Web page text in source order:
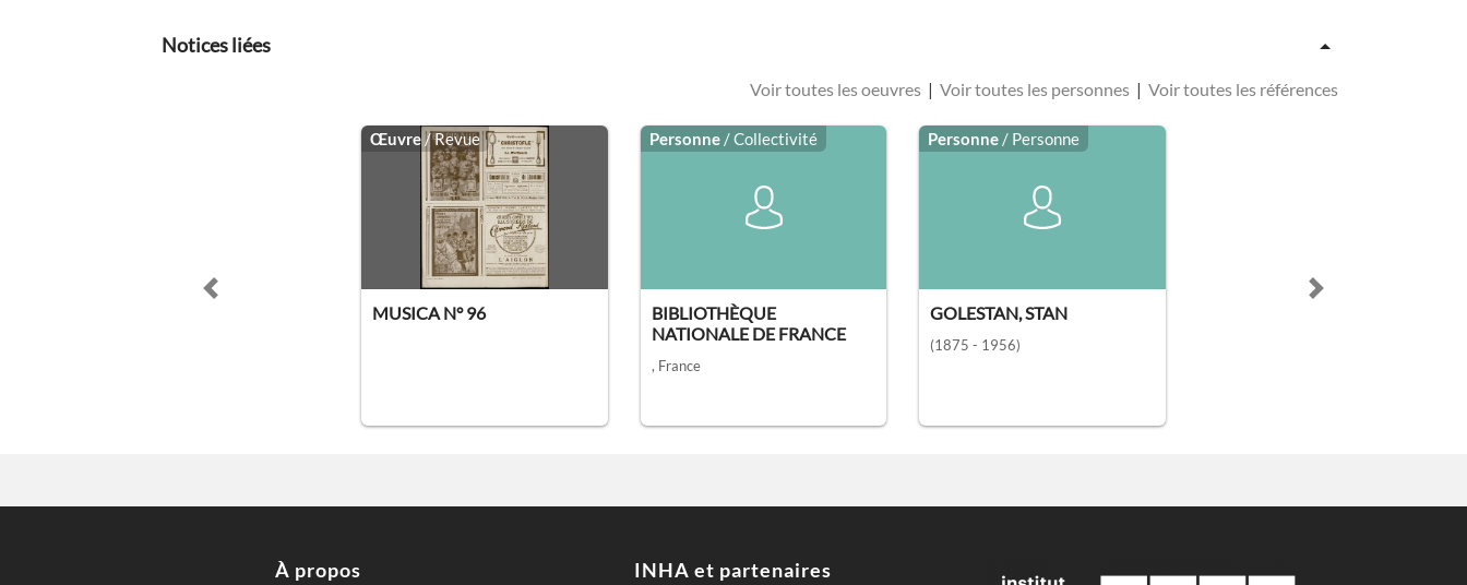
Notices liées
Voir toutes les oeuvres | Voir toutes les personnes | Voir toutes les références
Œuvre / Revue
MUSICA N° 96
Personne / Collectivité
BIBLIOTHÈQUE
NATIONALE DE FRANCE
, France
Personne / Personne
GOLESTAN, STAN
(1875 - 1956)
Previous slide Next slide
À propos INHA et partenaires